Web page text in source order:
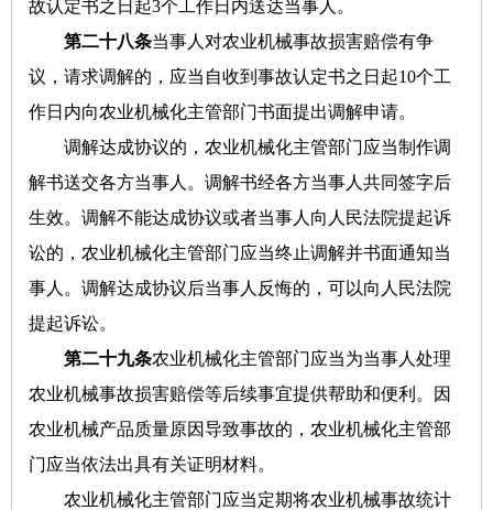
故认定书之日起3个工作日内送达当事人。
第二十八条当事人对农业机械事故损害赔偿有争
议，请求调解的，应当自收到事故认定书之日起10个工
作日内向农业机械化主管部门书面提出调解申请。
调解达成协议的，农业机械化主管部门应当制作调
解书送交各方当事人。调解书经各方当事人共同签字后
生效。调解不能达成协议或者当事人向人民法院提起诉
讼的，农业机械化主管部门应当终止调解并书面通知当
事人。调解达成协议后当事人反悔的，可以向人民法院
提起诉讼。
第二十九条农业机械化主管部门应当为当事人处理
农业机械事故损害赔偿等后续事宜提供帮助和便利。因
农业机械产品质量原因导致事故的，农业机械化主管部
门应当依法出具有关证明材料。
农业机械化主管部门应当定期将农业机械事故统计